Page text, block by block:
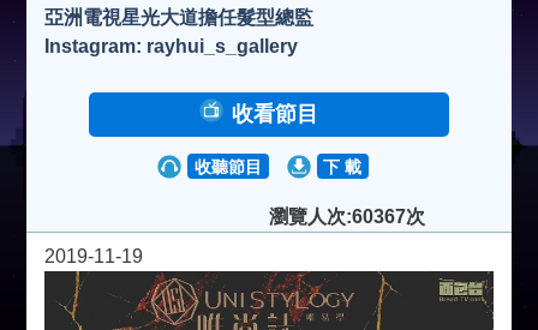
亞洲電視星光大道擔任髮型總監
Instagram: rayhui_s_gallery
收看節目
收聽節目 下 載
瀏覽人次:60367次
2019-11-19